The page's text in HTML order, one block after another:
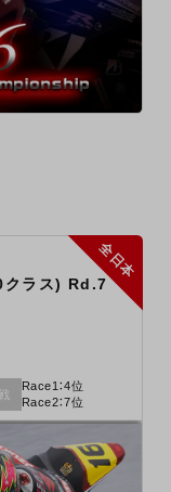
クラス) Rd.7
Race1：4位
Race2：7位
全日本